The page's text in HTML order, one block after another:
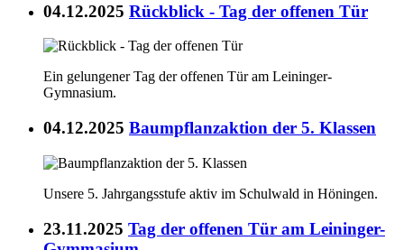
04.12.2025 Rückblick - Tag der offenen Tür
Ein gelungener Tag der offenen Tür am Leininger-
Gymnasium.
04.12.2025 Baumpflanzaktion der 5. Klassen
Unsere 5. Jahrgangsstufe aktiv im Schulwald in Höningen.
23.11.2025 Tag der offenen Tür am Leininger-